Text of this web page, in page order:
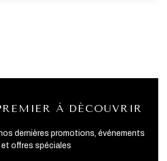
À DÉCOUVRIR
dernières promotions, événements
et offres spéciales